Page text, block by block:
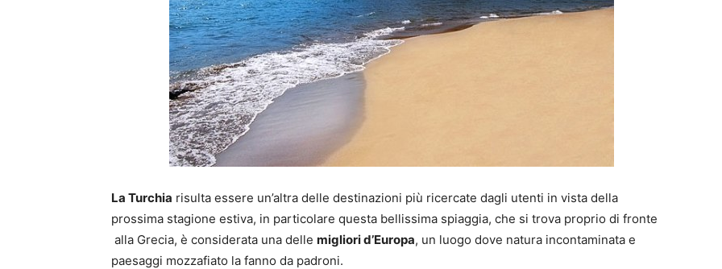
La Turchia risulta essere un’altra delle destinazioni più ricercate dagli utenti in vista della
prossima stagione estiva, in particolare questa bellissima spiaggia, che si trova proprio di fronte
alla Grecia, è considerata una delle migliori d’Europa, un luogo dove natura incontaminata e
paesaggi mozzafiato la fanno da padroni.